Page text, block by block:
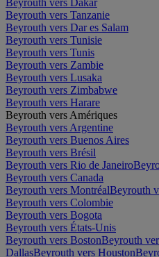
Beyrouth vers Dakar
Beyrouth vers Tanzanie
Beyrouth vers Dar es Salam
Beyrouth vers Tunisie
Beyrouth vers Tunis
Beyrouth vers Zambie
Beyrouth vers Lusaka
Beyrouth vers Zimbabwe
Beyrouth vers Harare
Beyrouth vers Amériques
Beyrouth vers Argentine
Beyrouth vers Buenos Aires
Beyrouth vers Brésil
Beyrouth vers Rio de Janeiro
Beyrouth vers Canada
Beyrouth vers MontréalBeyrouth
Beyrouth vers Colombie
Beyrouth vers Bogota
Beyrouth vers États-Unis
Beyrouth vers BostonBeyrouth
DallasBeyrouth vers Houston